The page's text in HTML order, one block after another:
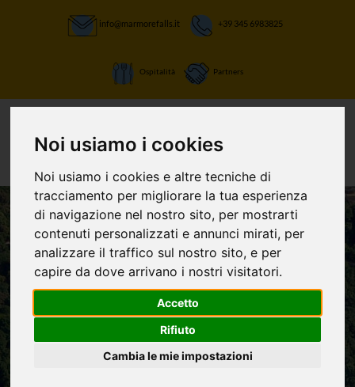
Noi usiamo i cookies
Noi usiamo i cookies e altre tecniche di
tracciamento per migliorare la tua esperienza
di navigazione nel nostro sito, per mostrarti
contenuti personalizzati e annunci mirati, per
analizzare il traffico sul nostro sito, e per
capire da dove arrivano i nostri visitatori.
Accetto
Rifiuto
Cambia le mie impostazioni
info@marmorefalls.it +39 345 6983825
Ospitalità Partners
LASCIATI STUPIRE:
La Cascata delle
Marmore e non
solo